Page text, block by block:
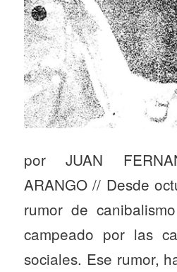
por JUAN
ARANGO // Desde
rumor de
campeado por las
sociales. Ese rumor,